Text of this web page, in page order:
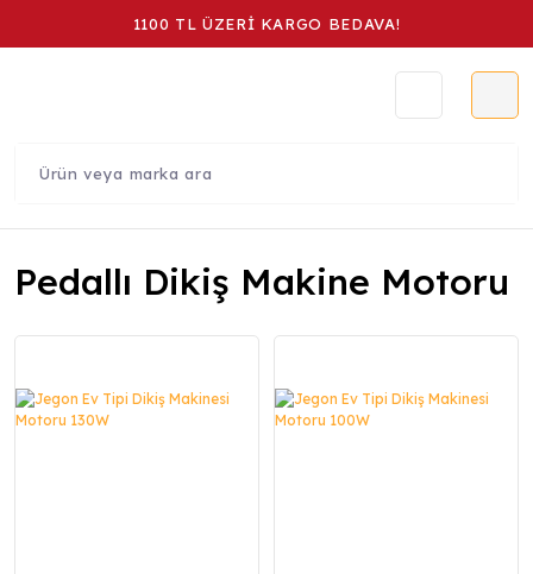
1100 TL ÜZERİ KARGO BEDAVA!
Pedallı Dikiş Makine Motoru